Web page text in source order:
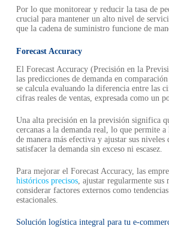
Por lo que monitorear y reducir la tasa de
crucial para mantener un alto nivel de
que la cadena de suministro funcione de
Forecast Accuracy
El Forecast Accuracy (Precisión en la
las predicciones de demanda en
se calcula evaluando la diferencia entre las
cifras reales de ventas, expresada como un
Una alta precisión en la previsión significa
cercanas a la demanda real, lo que permite
de manera más efectiva y ajustar sus niveles
satisfacer la demanda sin exceso ni escasez.
Para mejorar el Forecast Accuracy, las
históricos precisos, ajustar regularmente sus
considerar factores externos como
estacionales.
Solución logística integral para tu